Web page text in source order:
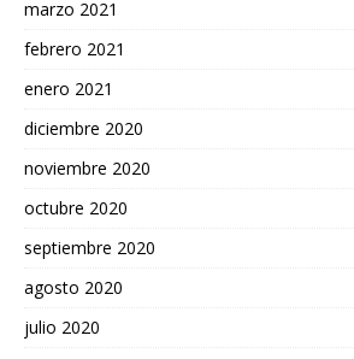
marzo 2021
febrero 2021
enero 2021
diciembre 2020
noviembre 2020
octubre 2020
septiembre 2020
agosto 2020
julio 2020